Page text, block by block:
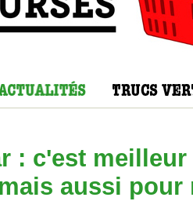
: c'est
aussi pour